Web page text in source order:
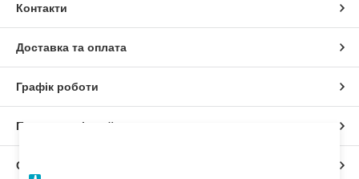
Контакти
Доставка та оплата
Графік роботи
Повна версія сайту
Сайт створено на маркетплейсі